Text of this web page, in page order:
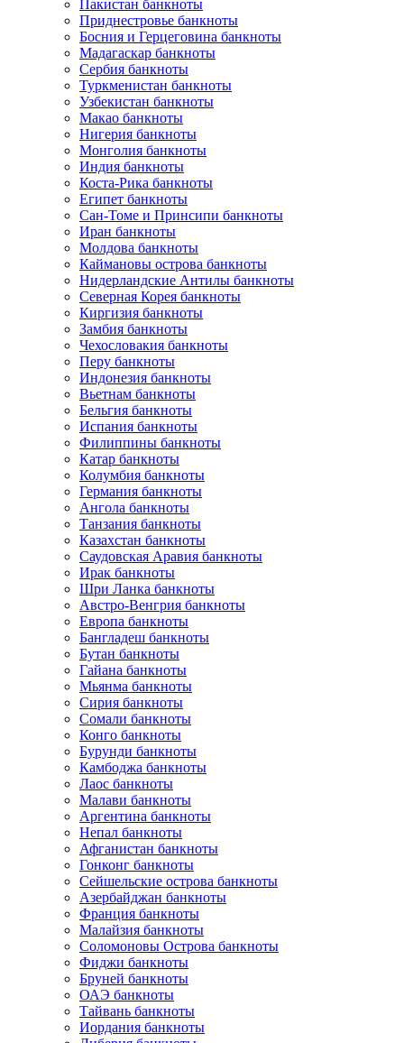
Пакистан банкноты
Приднестровье банкноты
Босния и Герцеговина банкноты
Мадагаскар банкноты
Сербия банкноты
Туркменистан банкноты
Узбекистан банкноты
Макао банкноты
Нигерия банкноты
Монголия банкноты
Индия банкноты
Коста-Рика банкноты
Египет банкноты
Сан-Томе и Принсипи банкноты
Иран банкноты
Молдова банкноты
Каймановы острова банкноты
Нидерландские Антилы банкноты
Северная Корея банкноты
Киргизия банкноты
Замбия банкноты
Чехословакия банкноты
Перу банкноты
Индонезия банкноты
Вьетнам банкноты
Бельгия банкноты
Испания банкноты
Филиппины банкноты
Катар банкноты
Колумбия банкноты
Германия банкноты
Ангола банкноты
Танзания банкноты
Казахстан банкноты
Саудовская Аравия банкноты
Ирак банкноты
Шри Ланка банкноты
Австро-Венгрия банкноты
Европа банкноты
Бангладеш банкноты
Бутан банкноты
Гайана банкноты
Мьянма банкноты
Сирия банкноты
Сомали банкноты
Конго банкноты
Бурунди банкноты
Камбоджа банкноты
Лаос банкноты
Малави банкноты
Аргентина банкноты
Непал банкноты
Афганистан банкноты
Гонконг банкноты
Сейшельские острова банкноты
Азербайджан банкноты
Франция банкноты
Малайзия банкноты
Соломоновы Острова банкноты
Фиджи банкноты
Бруней банкноты
ОАЭ банкноты
Тайвань банкноты
Иордания банкноты